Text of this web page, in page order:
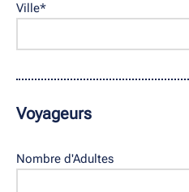
Ville*
Voyageurs
Nombre d'Adultes